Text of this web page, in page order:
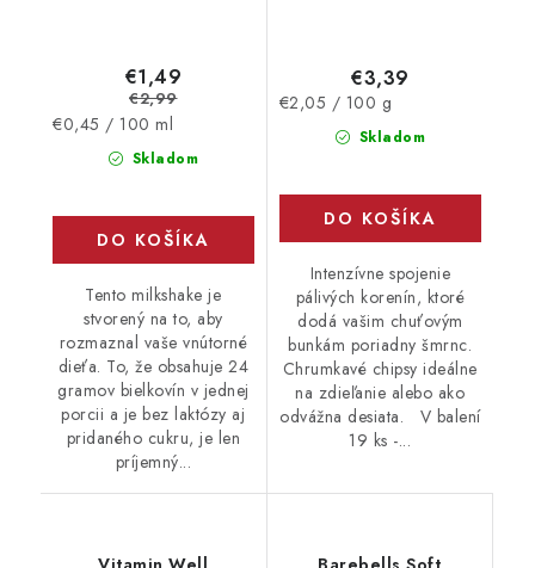
Skladom
€1,49
€2,99
Jednotková
€0,45 / 100 ml
DO KOŠÍKA
Tento milkshake je
stvorený na to, aby
rozmaznal vaše vnútorné
dieťa. To, že obsahuje 24
gramov bielkovín v jednej
porcii a je bez laktózy aj
pridaného cukru, je len
príjemný...
Skladom
€3,39
Jednotková
€2,05 / 100 g
DO KOŠÍKA
Intenzívne spojenie
pálivých korenín, ktoré
dodá vašim chuťovým
bunkám poriadny šmrnc.
Chrumkavé chipsy ideálne
na zdieľanie alebo ako
odvážna desiata. V balení
19 ks -...